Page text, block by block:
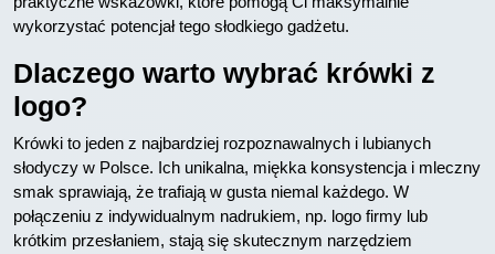
wykorzystać potencjał tego słodkiego gadżetu.
Dlaczego warto wybrać krówki z
logo?
Krówki to jeden z najbardziej rozpoznawalnych i lubianych
słodyczy w Polsce. Ich unikalna, miękka konsystencja i mleczny
smak sprawiają, że trafiają w gusta niemal każdego. W
połączeniu z indywidualnym nadrukiem, np. logo firmy lub
krótkim przesłaniem, stają się skutecznym narzędziem